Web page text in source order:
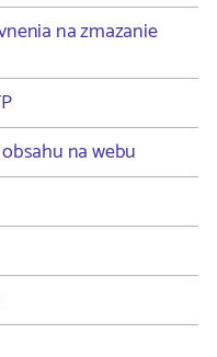
na zmazanie
na webu